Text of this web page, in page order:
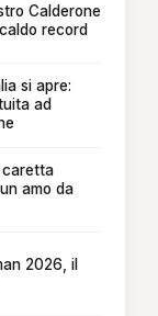
Calderone
record
si apre:
ad
caretta
amo da
2026, il